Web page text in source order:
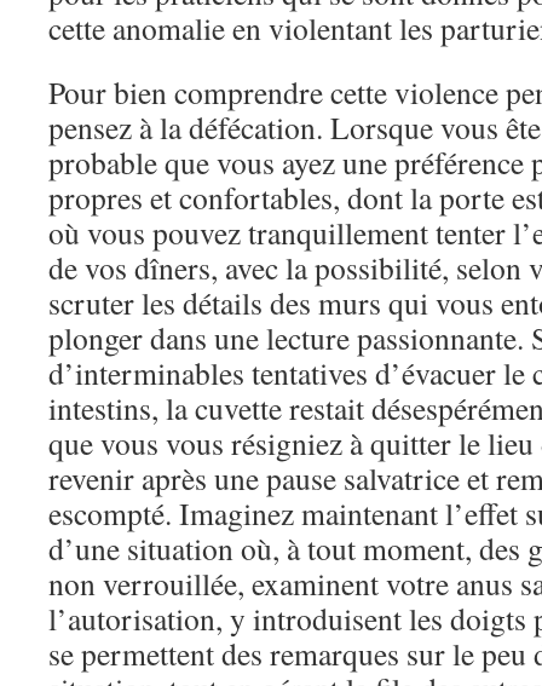
cette anomalie en violentant les
Pour bien comprendre cette violence
pensez à la défécation. Lorsque vous
probable que vous ayez une préférence
propres et confortables, dont la porte
où vous pouvez tranquillement tenter
de vos dîners, avec la possibilité, selon
scruter les détails des murs qui vous
plonger dans une lecture passionnante.
d’interminables tentatives d’évacuer le
intestins, la cuvette restait
que vous vous résigniez à quitter le lieu
revenir après une pause salvatrice et
escompté. Imaginez maintenant l’effet
d’une situation où, à tout moment, des
non verrouillée, examinent votre anus
l’autorisation, y introduisent les doigts
se permettent des remarques sur le